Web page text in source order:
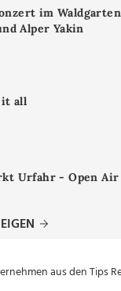
im Waldgarten
Alper Yakin
it all
Urfahr - Open Air